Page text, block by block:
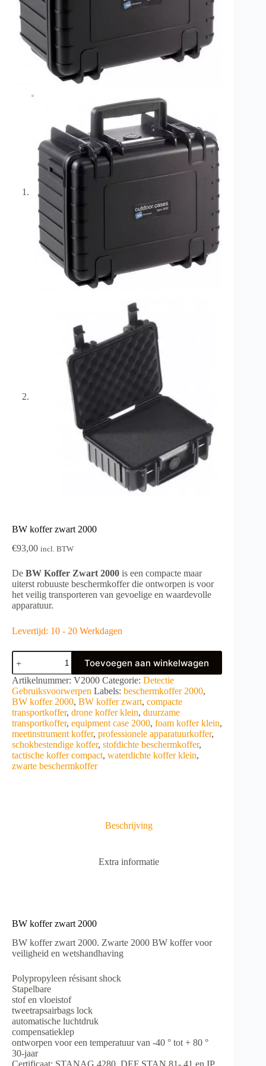
BW koffer zwart 2000
€93,00 incl. BTW
De BW Koffer Zwart 2000 is een compacte maar
uiterst robuuste beschermkoffer die ontworpen is voor
het veilig transporteren van gevoelige en waardevolle
apparatuur.
Levertijd: 10 - 20 Werkdagen
BW
koffer
zwart
2000
aantal
Toevoegen aan winkelwagen
A
l
t
e
r
n
a
t
i
Artikelnummer: V2000 Categorie: Detectie
Gebruiksvoorwerpen Labels: beschermkoffer 2000,
BW koffer 2000, BW koffer zwart, compacte
transportkoffer, drone koffer klein, duurzame
transportkoffer, equipment case 2000, foam koffer klein,
meetinstrument koffer, professionele apparatuurkoffer,
schokbestendige koffer, stofdichte beschermkoffer,
tactische koffer compact, waterdichte koffer klein,
zwarte beschermkoffer
Beschrijving
Extra informatie
BW koffer zwart 2000
BW koffer zwart 2000. Zwarte 2000 BW koffer voor
veiligheid en wetshandhaving
Polypropyleen résisant shock
Stapelbare
stof en vloeistof
tweetrapsairbags lock
automatische luchtdruk
compensatieklep
ontworpen voor een temperatuur van -40 ° tot + 80 °
30-jaar